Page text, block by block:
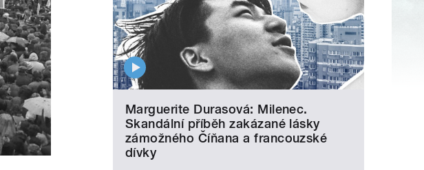
Marguerite Durasová: Milenec.
Skandální příběh zakázané lásky
zámožného Číňana a francouzské
dívky